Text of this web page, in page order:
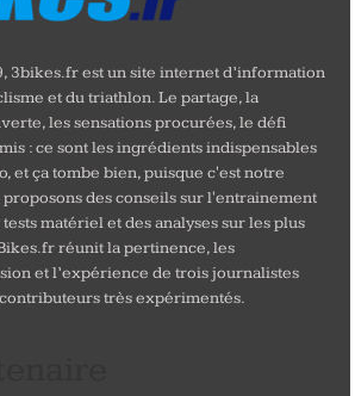
3bikes.fr est un site internet d’information
et du triathlon. Le partage, la
les sensations procurées, le défi
: ce sont les ingrédients indispensables
et ça tombe bien, puisque c'est notre
des conseils sur l'entrainement
matériel et des analyses sur les plus
réunit la pertinence, les
et l’expérience de trois journalistes
très expérimentés.